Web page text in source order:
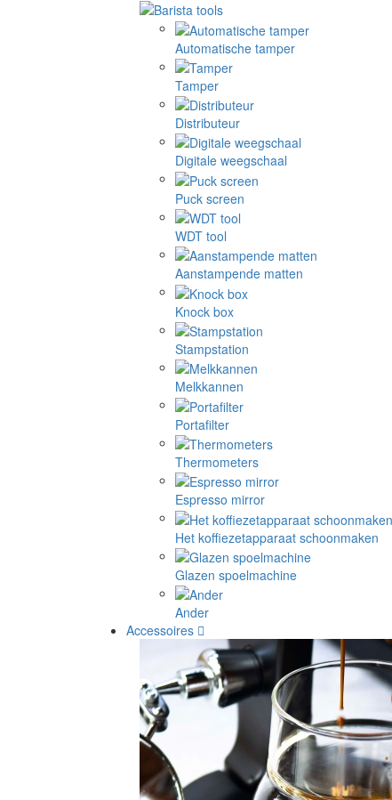
Automatische tamper
Tamper
Distributeur
Digitale weegschaal
Puck screen
WDT tool
Aanstampende matten
Knock box
Stampstation
Melkkannen
Portafilter
Thermometers
Espresso mirror
Het koffiezetapparaat schoonmaken
Glazen spoelmachine
Ander
Accessoires